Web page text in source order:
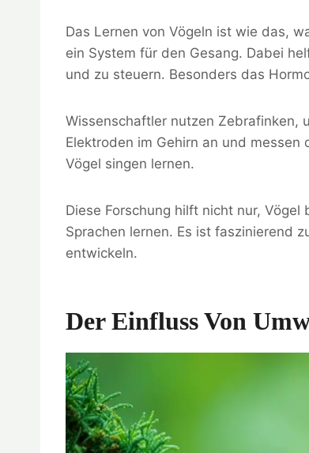
Das Lernen von Vögeln ist wie das,
ein System für den Gesang. Dabei
und zu steuern. Besonders das
Wissenschaftler nutzen Zebrafinken,
Elektroden im Gehirn an und
Vögel singen lernen.
Diese Forschung hilft nicht nur,
Sprachen lernen. Es ist faszinierend
entwickeln.
Der Einfluss Von